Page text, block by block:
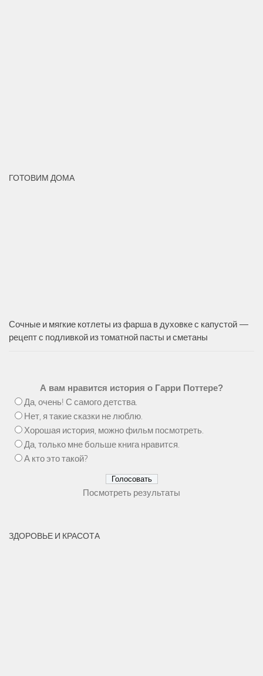
ГОТОВИМ ДОМА
Сочные и мягкие котлеты из фарша в духовке с капустой —
рецепт с подливкой из томатной пасты и сметаны
А вам нравится история о Гарри Поттере?
Да, очень! С самого детства.
Нет, я такие сказки не люблю.
Хорошая история, можно фильм посмотреть.
Да, только мне больше книга нравится.
А кто это такой?
Посмотреть результаты
ЗДОРОВЬЕ И КРАСОТА